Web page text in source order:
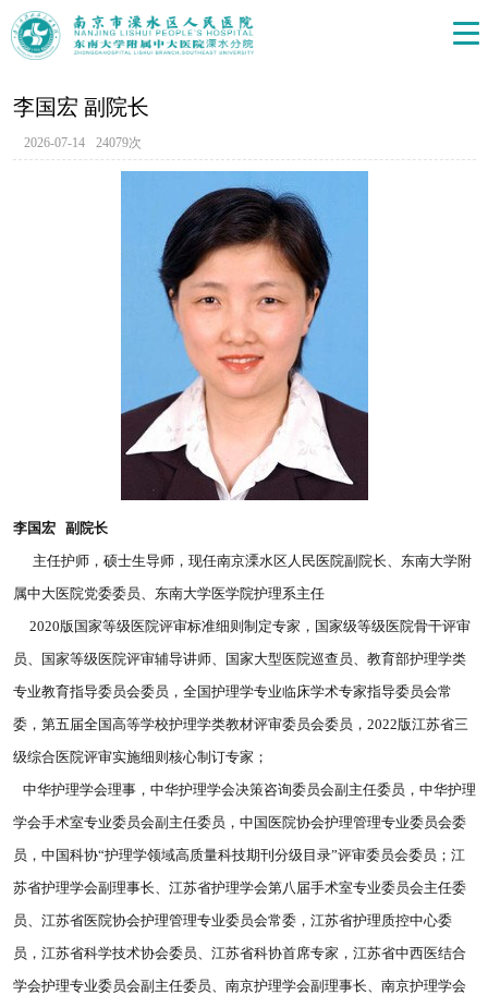
李国宏 副院长
2026-07-14 24079次
李国宏 副院长
主任护师，硕士生导师，现任南京溧水区人民医院副院长、东南大学附
属中大医院党委委员、东南大学医学院护理系主任
2020版国家等级医院评审标准细则制定专家，国家级等级医院骨干评审
员、国家等级医院评审辅导讲师、国家大型医院巡查员、教育部护理学类
专业教育指导委员会委员，全国护理学专业临床学术专家指导委员会常
委，第五届全国高等学校护理学类教材评审委员会委员，2022版江苏省三
级综合医院评审实施细则核心制订专家；
中华护理学会理事，中华护理学会决策咨询委员会副主任委员，中华护理
学会手术室专业委员会副主任委员，中国医院协会护理管理专业委员会委
员，中国科协“护理学领域高质量科技期刊分级目录”评审委员会委员；江
苏省护理学会副理事长、江苏省护理学会第八届手术室专业委员会主任委
员、江苏省医院协会护理管理专业委员会常委，江苏省护理质控中心委
员，江苏省科学技术协会委员、江苏省科协首席专家，江苏省中西医结合
学会护理专业委员会副主任委员、南京护理学会副理事长、南京护理学会